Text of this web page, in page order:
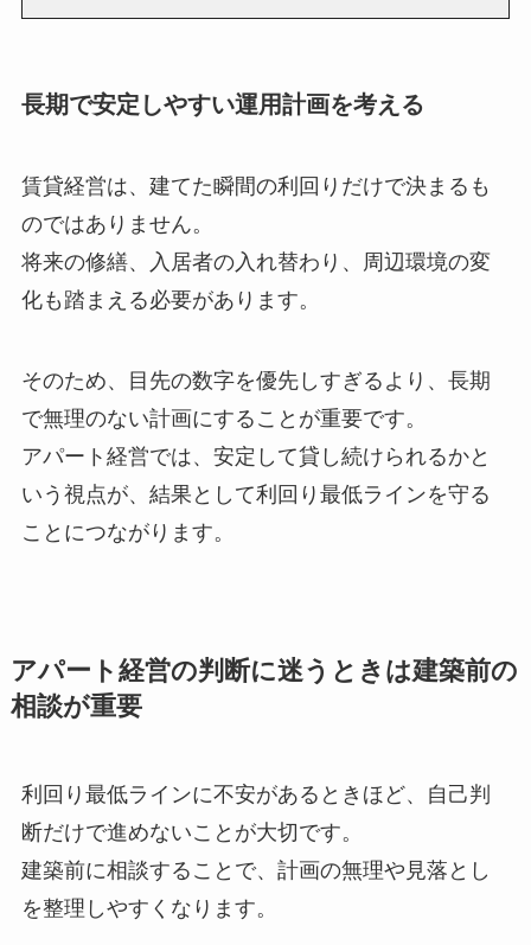
長期で安定しやすい運用計画を考える
賃貸経営は、建てた瞬間の利回りだけで決まるも
のではありません。
将来の修繕、入居者の入れ替わり、周辺環境の変
化も踏まえる必要があります。
そのため、目先の数字を優先しすぎるより、長期
で無理のない計画にすることが重要です。
アパート経営では、安定して貸し続けられるかと
いう視点が、結果として利回り最低ラインを守る
ことにつながります。
アパート経営の判断に迷うときは建築前の
相談が重要
利回り最低ラインに不安があるときほど、自己判
断だけで進めないことが大切です。
建築前に相談することで、計画の無理や見落とし
を整理しやすくなります。